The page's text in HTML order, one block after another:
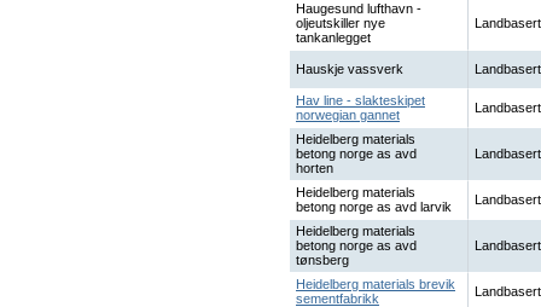
Haugesund lufthavn -
oljeutskiller nye
tankanlegget
Landbasert
Hauskje vassverk Landbasert
Hav line - slakteskipet
norwegian gannet
Landbasert
Heidelberg materials
betong norge as avd
horten
Landbasert
Heidelberg materials
betong norge as avd larvik
Landbasert
Heidelberg materials
betong norge as avd
tønsberg
Landbasert
Heidelberg materials brevik
sementfabrikk
Landbasert